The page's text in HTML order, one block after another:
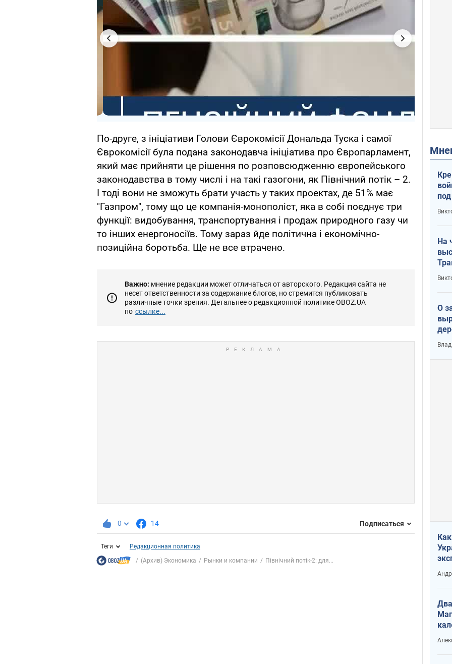
По-друге, з ініціативи Голови Єврокомісії Дональда Туска і самої
Єврокомісії була подана законодавча ініціатива про Європарламент,
який має прийняти це рішення по розповсюдженню європейського
законодавства в тому числі і на такі газогони, як Північний потік – 2.
І тоді вони не зможуть брати участь у таких проектах, де 51% має
"Газпром", тому що це компанія-монополіст, яка в собі поєднує три
функції: видобування, транспортування і продаж природного газу чи
то інших енергоносіїв. Тому зараз йде політична і економічно-
позиційна боротьба. Ще не все втрачено.
Важно: мнение редакции может отличаться от авторского. Редакция сайта не
несет ответственности за содержание блогов, но стремится публиковать
различные точки зрения. Детальнее о редакционной политике OBOZ.UA
по ссылке...
0 14 Подписаться
Теги
Редакционная политика
(Архив) Экономика
Рынки и компании Північний потік-2: для...
На
О
что